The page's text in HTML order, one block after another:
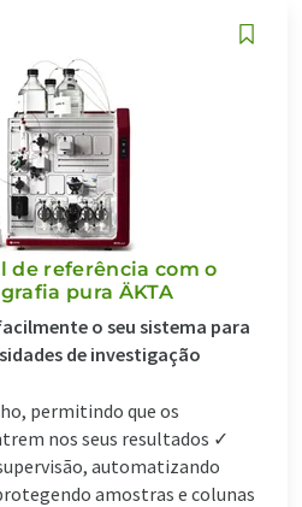
de referência com o
pura ÄKTA
o seu sistema para
de investigação
permitindo que os
nos seus resultados ✓
automatizando
amostras e colunas